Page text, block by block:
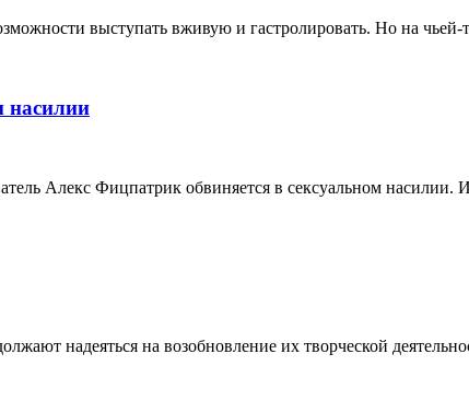
выступать вживую и гастролировать. Но на чьей-
насилии
Алекс Фицпатрик обвиняется в сексуальном насилии.
надеяться на возобновление их творческой